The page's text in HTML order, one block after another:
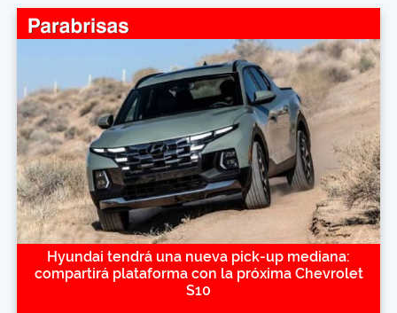
Hyundai tendrá una nueva pick-up mediana:
compartirá plataforma con la próxima Chevrolet
S10